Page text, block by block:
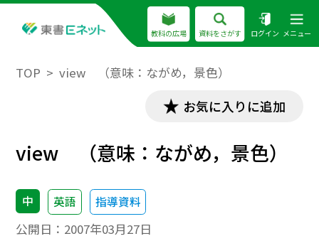
教科の広場 資料をさがす ログイン メニュー
TOP view （意味：ながめ，景色）
お気に入りに追加
view （意味：ながめ，景色）
中 英語 指導資料
公開日： 2007年03月27日